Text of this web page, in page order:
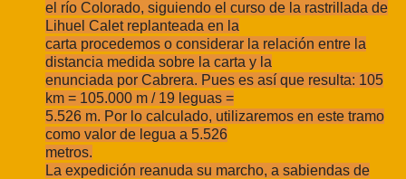
el río Colorado, siguiendo el curso de la rastrillada de
Lihuel Calet replanteada en la
carta procedemos o considerar la relación entre la
distancia medida sobre la carta y la
enunciada por Cabrera. Pues es así que resulta: 105
km = 105.000 m / 19 leguas =
5.526 m. Por lo calculado, utilizaremos en este tramo
como valor de legua a 5.526
metros.
La expedición reanuda su marcho, a sabiendas de